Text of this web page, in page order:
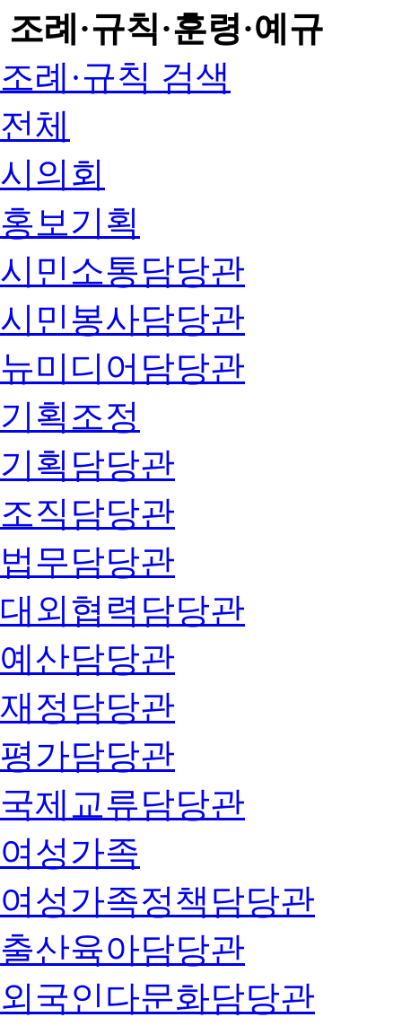
조례·규칙·훈령·예규
조례·규칙 검색
전체
시의회
홍보기획
시민소통담당관
시민봉사담당관
뉴미디어담당관
기획조정
기획담당관
조직담당관
법무담당관
대외협력담당관
예산담당관
재정담당관
평가담당관
국제교류담당관
여성가족
여성가족정책담당관
출산육아담당관
외국인다문화담당관